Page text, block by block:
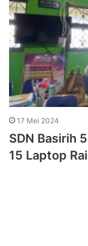
17 Mei 2024
SDN Basirih
15 Laptop